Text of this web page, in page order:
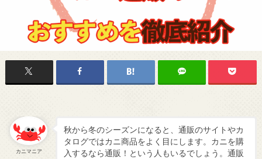
カニマニア
秋から冬のシーズンになると、通販のサイトやカ
タログではカニ商品をよく目にします。カニを購
入するなら通販！という人もいるでしょう。通販